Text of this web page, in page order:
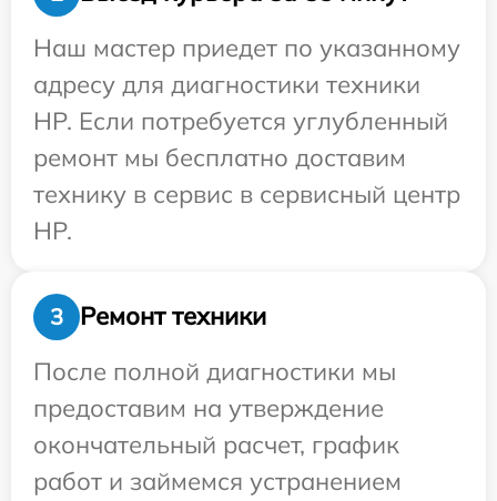
Наш мастер приедет по указанному
адресу для диагностики техники
HP. Если потребуется углубленный
ремонт мы бесплатно доставим
технику в сервис в сервисный центр
HP.
3
Ремонт техники
После полной диагностики мы
предоставим на утверждение
окончательный расчет, график
работ и займемся устранением